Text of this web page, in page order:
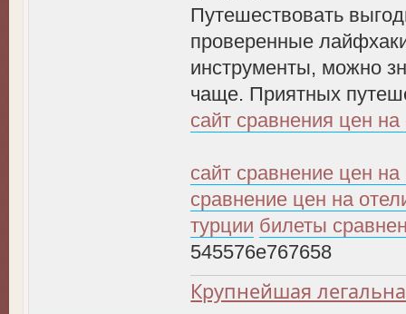
Путешествовать
проверенные
инструменты, можно
чаще. Приятных
сайт сравнения цен на
сайт сравнение цен на
сравнение цен на
турции билеты
545576e767658
Крупнейшая